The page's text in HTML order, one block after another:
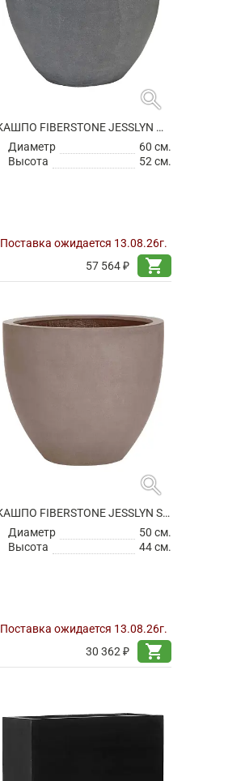
search
КАШПО FIBERSTONE JESSLYN M GREY
Диаметр
60 см.
Высота
52 см.
Поставка ожидается 13.08.26г.
57 564 ₽
shopping_cart
search
КАШПО FIBERSTONE JESSLYN S, TAUPE
Диаметр
50 см.
Высота
44 см.
Поставка ожидается 13.08.26г.
30 362 ₽
shopping_cart